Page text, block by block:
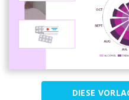
DIESE